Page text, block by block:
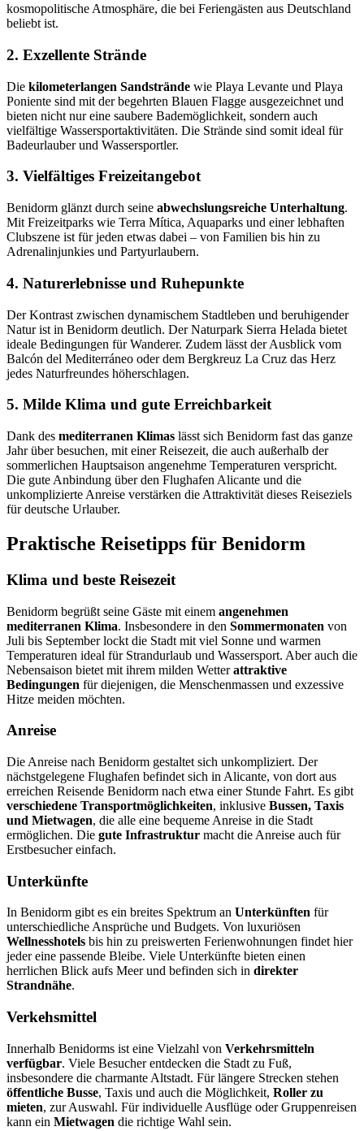
kosmopolitische Atmosphäre, die bei Feriengästen aus Deutschland
beliebt ist.
2. Exzellente Strände
Die kilometerlangen Sandstrände wie Playa Levante und Playa
Poniente sind mit der begehrten Blauen Flagge ausgezeichnet und
bieten nicht nur eine saubere Bademöglichkeit, sondern auch
vielfältige Wassersportaktivitäten. Die Strände sind somit ideal für
Badeurlauber und Wassersportler.
3. Vielfältiges Freizeitangebot
Benidorm glänzt durch seine abwechslungsreiche Unterhaltung.
Mit Freizeitparks wie Terra Mítica, Aquaparks und einer lebhaften
Clubszene ist für jeden etwas dabei – von Familien bis hin zu
Adrenalinjunkies und Partyurlaubern.
4. Naturerlebnisse und Ruhepunkte
Der Kontrast zwischen dynamischem Stadtleben und beruhigender
Natur ist in Benidorm deutlich. Der Naturpark Sierra Helada bietet
ideale Bedingungen für Wanderer. Zudem lässt der Ausblick vom
Balcón del Mediterráneo oder dem Bergkreuz La Cruz das Herz
jedes Naturfreundes höherschlagen.
5. Milde Klima und gute Erreichbarkeit
Dank des mediterranen Klimas lässt sich Benidorm fast das ganze
Jahr über besuchen, mit einer Reisezeit, die auch außerhalb der
sommerlichen Hauptsaison angenehme Temperaturen verspricht.
Die gute Anbindung über den Flughafen Alicante und die
unkomplizierte Anreise verstärken die Attraktivität dieses Reiseziels
für deutsche Urlauber.
Praktische Reisetipps für Benidorm
Klima und beste Reisezeit
Benidorm begrüßt seine Gäste mit einem angenehmen
mediterranen Klima. Insbesondere in den Sommermonaten von
Juli bis September lockt die Stadt mit viel Sonne und warmen
Temperaturen ideal für Strandurlaub und Wassersport. Aber auch die
Nebensaison bietet mit ihrem milden Wetterattraktive
Bedingungen für diejenigen, die Menschenmassen und exzessive
Hitze meiden möchten.
Anreise
Die Anreise nach Benidorm gestaltet sich unkompliziert. Der
nächstgelegene Flughafen befindet sich in Alicante, von dort aus
erreichen Reisende Benidorm nach etwa einer Stunde Fahrt. Es gibt
verschiedene Transportmöglichkeiten, inklusive Bussen, Taxis
und Mietwagen, die alle eine bequeme Anreise in die Stadt
ermöglichen. Die gute Infrastruktur macht die Anreise auch für
Erstbesucher einfach.
Unterkünfte
In Benidorm gibt es ein breites Spektrum an Unterkünften für
unterschiedliche Ansprüche und Budgets. Von luxuriösen
Wellnesshotels bis hin zu preiswerten Ferienwohnungen findet hier
jeder eine passende Bleibe. Viele Unterkünfte bieten einen
herrlichen Blick aufs Meer und befinden sich in direkter
Strandnähe.
Verkehsmittel
Innerhalb Benidorms ist eine Vielzahl von Verkehrsmitteln
verfügbar. Viele Besucher entdecken die Stadt zu Fuß,
insbesondere die charmante Altstadt. Für längere Strecken stehen
öffentliche Busse, Taxis und auch die Möglichkeit, Roller zu
mieten, zur Auswahl. Für individuelle Ausflüge oder Gruppenreisen
kann ein Mietwagen die richtige Wahl sein.